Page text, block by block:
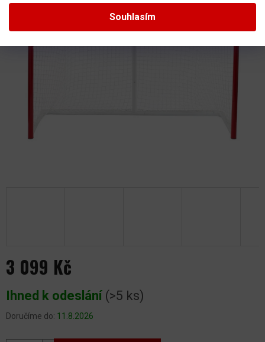
Souhlasím
3 099 Kč
cena:
Ihned k odeslání (>5 ks)
Doručíme do: 11.8.2026